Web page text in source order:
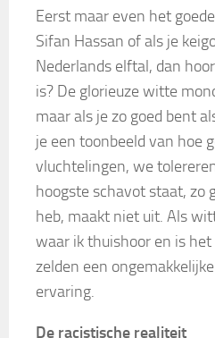
Eerst maar even het
Sifan Hassan of als je
Nederlands elftal, dan hoor
is? De glorieuze witte
maar als je zo goed bent
je een toonbeeld van hoe
vluchtelingen, we
hoogste schavot staat, zo
heb, maakt niet uit. Als
waar ik thuishoor en is
zelden een
ervaring.
De racistische realiteit